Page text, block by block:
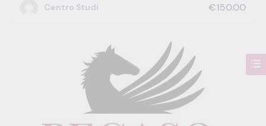
Centro Studi €150.00